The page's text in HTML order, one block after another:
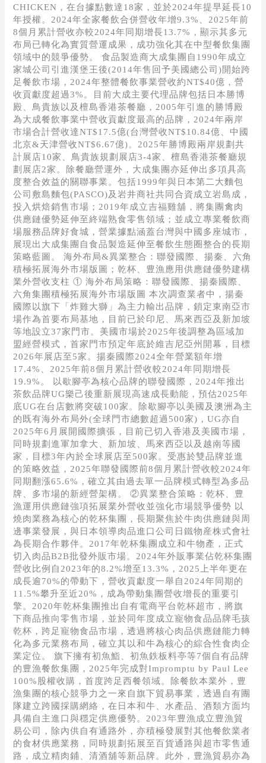
CHICKEN，在台據點數達18家，並於2024年提早延長10
年授權。2024年全家餐飲合併營收年增9.3%、2025年前
8個月累計營收亦較2024年同期增長13.7%，顯示其多元
布局已轉化為實質營運成果，成功強化其在中型餐飲集團
領域中的競爭優勢。 食品製造商大成集團自1990年成立
家城公司引進漢堡王後(2014年售回予美國總公司)開始跨
足餐飲市場，2024年整體餐飲事業營收約NT$40億，營
收貢獻度超過3%。目前大成主要代理品牌包括日本勝博
殿、鳥貴族以及檀島香港茶餐廳，2005年引進的勝博殿
為大成餐飲事業中營收貢獻度最高的品牌，2024年兩岸
市場合計營收達NT$17.5億(台灣營收NT$10.84億、中國
北京&天津營收NT$6.67億)。2025年勝博殿兩岸規劃共
計展店10家、鳥貴族規劃展店3-4家、檀島香港茶餐廳規
劃展店2家。除餐廳營運外，大成集團亦延伸出多項具高
度整合效益的關聯事業。包括1999年與日本第二大麵包
公司敷島麵包(PASCO)及岩井商社共同合資成立岩島成，
投入烘焙銷售市場；2019年成立吉福雞舖，將集團禽肉
供應鏈優勢延伸至終端熟食零售領域；並成立專業餐飲商
場服務品牌好食城，營業據點涵蓋台灣與中國多座城市，
展現出大成集團自食品製造延伸至餐飲生態圈整合的長期
策略藍圖。 海外布局&異業整合：聯發國際、揚秦、六角
積極拓展海外市場版圖；乾杯、豊漁應用供應鏈優勢建構
業外營收支柱 ① 海外布局策略：聯發國際、揚秦國際、
六角集團積極拓展海外市場版圖 本次調查業者中，揚秦
國際以旗下「炸雞大獅」為主力輸出品牌，鎖定東南亞市
場作為首要布局基地，目前已於印尼、馬來西亞及新加坡
等地設立37家門市。美國市場於2025年後調整為區域加
盟經營模式，首家門市預定年底於維吉尼亞州開幕，目標
2026年展店至5家。揚秦國際2024全年營業額年增
17.4%、2025年前8個月累計營收較2024年同期增長
19.9%。 以歇腳亭為核心品牌的聯發國際，2024年推出
茶飲品牌UG樂己後重新展現高速成長動能，預估2025年
底UG在台店數將突破100家。除歇腳亭以美國及澳洲為主
的既有海外布局外(全球門市總數超過500家)，UG亦自
2025年6月展開國際擴張，目前已切入香港及美國市場，
同時規劃進軍加拿大、新加坡、馬來西亞以及越南等國
家，目標3年內於全球展店至500家。受惠於雙品牌並進
的策略效益，2025年聯發國際前8個月累計營收較2024年
同期翻漲65.6%，確立其由過去單一品牌模式轉型為多品
牌、多市場的新經營架構。 ②異業整合策略：乾杯、豊
漁運用供應鏈強項拓展業外營收並強化市場競爭優勢 以
燒肉業務為核心的乾杯集團，長期聚焦於牛肉供應鏈與周
邊事業發展，與日本領導肉品進口公司日鐵物産株式會社
為長期合作夥伴。2017年乾杯集團成立和牛物產，正式
切入肉品B2B批發外販市場。2024年外販事業佔乾杯集團
營收比例自2023年的8.2%增至13.3%，2025上半年更在
成長逾70%的帶動下，營收貢獻度一舉自2024年同期的
11.5%攀升至近20%，成為帶動集團營收增長的重要引
擎。2020年乾杯集團推出自有電商平台乾杯超市，將旗
下商品推向零售市場，並於同年度成立寵物食品品牌毛孩
乾杯，跨足寵物食品市場，透過將核心肉品供應鏈能力轉
化為多元業務布局，確立其以和牛為核心的綜合性食肉企
業定位。 旗下擁有初魚鮨、初魚鉄板料亭等7個自有品牌
的豊漁餐飲集團，2025年完成對Impromptu by Paul Lee
100%股權收購，首度跨足西餐領域。除餐飲本業外，豊
漁集團的核心競爭力之一來自旗下貿易事業，透過自有團
隊建立跨國採購網絡，在日本和牛、水產品、酒類方面均
具備自主進口與穩定供應優勢。2023年豊漁成立豊漁貿
易公司，除內供自有通路外，亦積極發展對其他餐飲業者
的食材供應業務，同時規劃拓展至百貨通路與超市零售通
路，成立精肉鋪、清酒舖等新品牌。此外，豊漁貿易亦為